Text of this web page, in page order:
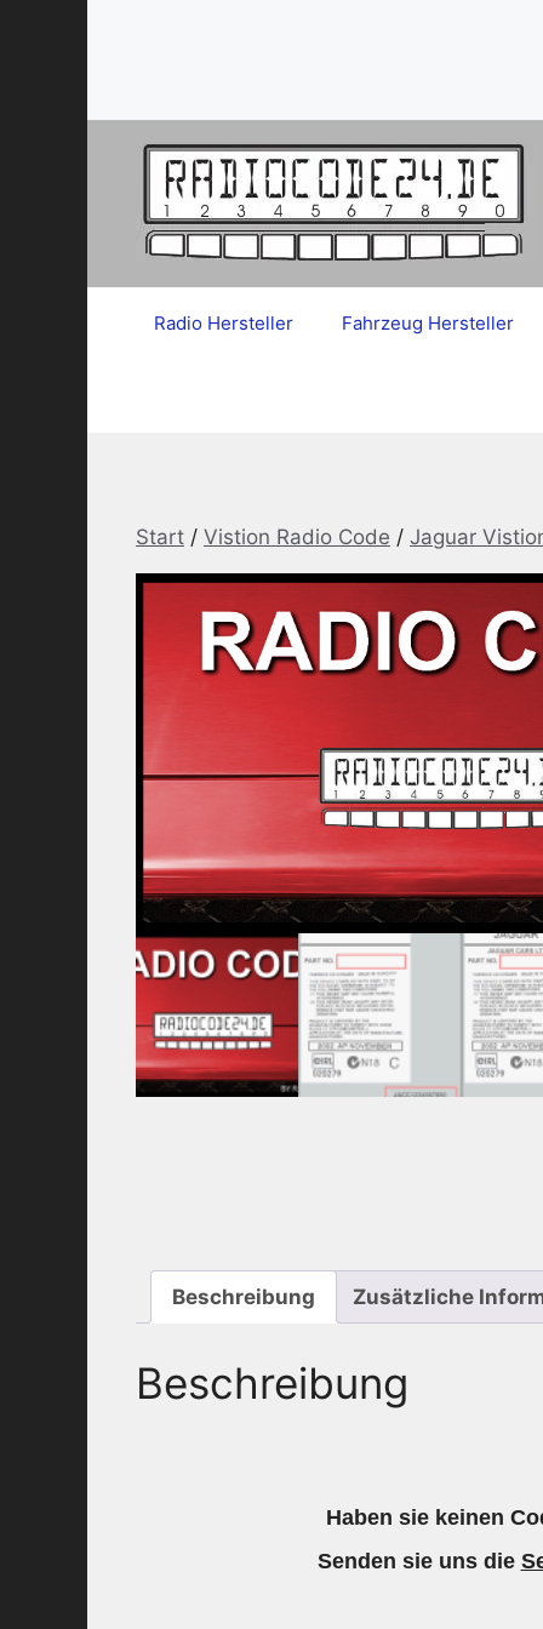
Radio Hersteller Fahrzeug Hersteller
Start / Vistion Radio Code / Jaguar
Beschreibung Zusätzliche
Beschreibung
Haben sie keinen
Senden sie uns die